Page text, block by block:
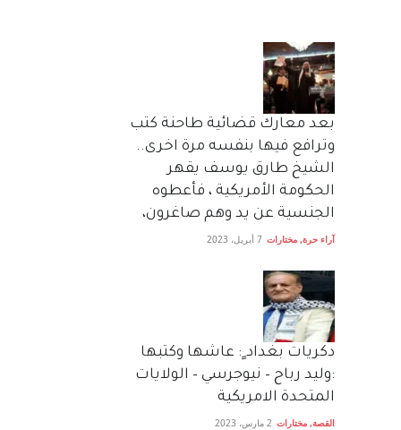
بعد معارك قضائية طاحنة كتب
وترافع فيها بنفسه مرة اخرى..
الشيخ طارق يوسف يقهر
الحكومة الأمريكية ، فأعطوه
الجنسية عن يد وهم صاغرون،
آراء حرة, مختارات 7 أبريل، 2023
دكريات بغداد ٍ: عاشها وكتبها
:وليد رباح – نيوجرسي – الولايات
المتحدة الامريكية
القصة, مختارات 2 مارس، 2023